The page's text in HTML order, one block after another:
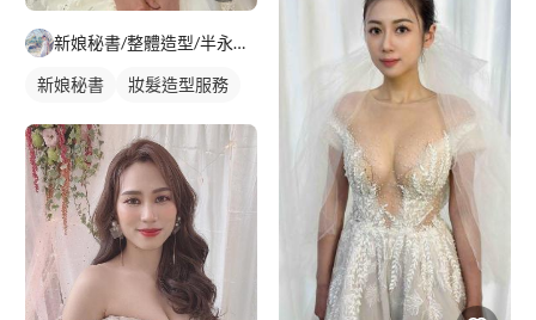
新娘秘書/整體造型/半永久 Penny
新娘秘書 妝髮造型服務